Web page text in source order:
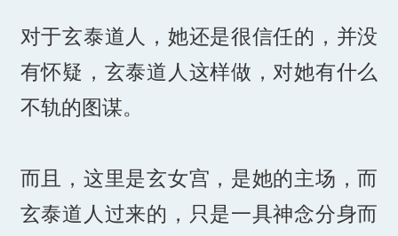
对于玄泰道人，她还是很信任的，并没
有怀疑，玄泰道人这样做，对她有什么
不轨的图谋。
而且，这里是玄女宫，是她的主场，而
玄泰道人过来的，只是一具神念分身而